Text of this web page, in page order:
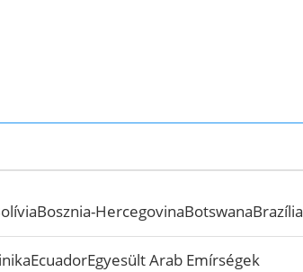
Bosznia-HercegovinaBotswanaBrazília
EcuadorEgyesült Arab Emírségek